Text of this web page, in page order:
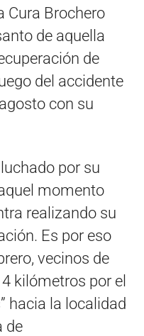
Cura Brochero
de aquella
de
del accidente
con su
por su
momento
realizando su
Es por eso
vecinos de
kilómetros por el
hacia la localidad
de